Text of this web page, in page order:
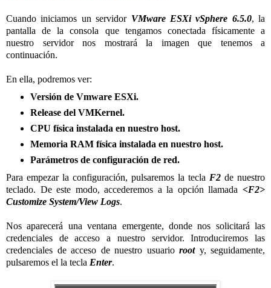
Cuando iniciamos un servidor VMware ESXi vSphere 6.5.0, la
pantalla de la consola que tengamos conectada físicamente a
nuestro servidor nos mostrará la imagen que tenemos a
continuación.
En ella, podremos ver:
Versión de Vmware ESXi.
Release del VMKernel.
CPU física instalada en nuestro host.
Memoria RAM física instalada en nuestro host.
Parámetros de configuración de red.
Para empezar la configuración, pulsaremos la tecla F2 de nuestro
teclado. De este modo, accederemos a la opción llamada <F2>
Customize System/View Logs.
Nos aparecerá una ventana emergente, donde nos solicitará las
credenciales de acceso a nuestro servidor. Introduciremos las
credenciales de acceso de nuestro usuario root y, seguidamente,
pulsaremos el la tecla Enter.